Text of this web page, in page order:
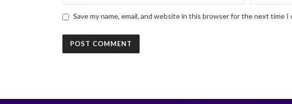
Save my name, email, and website in this browser for the next time I